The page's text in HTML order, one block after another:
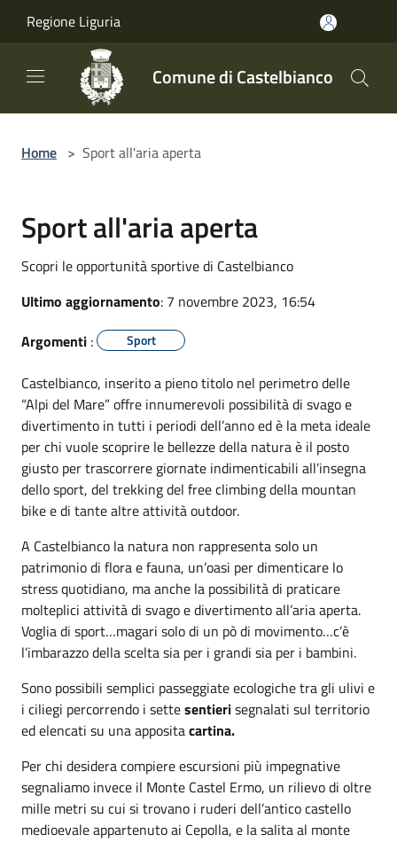
Regione Liguria
Comune di Castelbianco
Home > Sport all'aria aperta
Sport all'aria aperta
Scopri le opportunità sportive di Castelbianco
Ultimo aggiornamento: 7 novembre 2023, 16:54
Argomenti : Sport
Castelbianco, inserito a pieno titolo nel perimetro delle
“Alpi del Mare” offre innumerevoli possibilità di svago e
divertimento in tutti i periodi dell’anno ed è la meta ideale
per chi vuole scoprire le bellezze della natura è il posto
giusto per trascorrere giornate indimenticabili all’insegna
dello sport, del trekking del free climbing della mountan
bike e di tante altre attività outdoor.
A Castelbianco la natura non rappresenta solo un
patrimonio di flora e fauna, un’oasi per dimenticare lo
stress quotidiano, ma anche la possibilità di praticare
molteplici attività di svago e divertimento all’aria aperta.
Voglia di sport…magari solo di un pò di movimento…c’è
l’imbarazzo della scelta sia per i grandi sia per i bambini.
Sono possibili semplici passeggiate ecologiche tra gli ulivi e
i ciliegi percorrendo i settesentierisegnalati sul territorio
ed elencati su una appositacartina.
Per chi desidera compiere escursioni più impegnative
segnaliamo invece il Monte Castel Ermo, un rilievo di oltre
mille metri su cui si trovano i ruderi dell’antico castello
medioevale appartenuto ai Cepolla, e la salita al monte